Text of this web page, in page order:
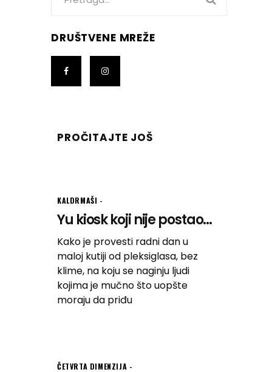
DRUŠTVENE MREŽE
PROČITAJTE JOŠ
KALDRMAŠI
Yu kiosk koji nije postao...
Kako je provesti radni dan u
maloj kutiji od pleksiglasa, bez
klime, na koju se naginju ljudi
kojima je mučno što uopšte
moraju da priđu
ČETVRTA DIMENZIJA